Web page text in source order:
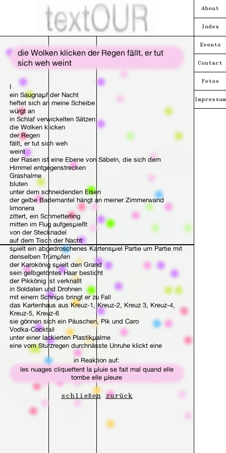
die Wolken klicken der Regen fällt, er tut
sich weh weint
I
ein Saugnapf der Nacht
heftet sich an meine Scheibe
würgt an
in Schlaf verwickelten Sätzen
die Wolken klicken
der Regen
fällt, er tut sich weh
weint
der Rasen ist eine Ebene von Säbeln, die sich dem
Himmel entgegenstrecken
Grashalme
bluten
unter dem schneidenden Eisen
der gelbe Bademantel hängt an meiner Zimmerwand
limonera
zittert, ein Schmetterling
mitten im Flug aufgespießt
von der Stecknadel
auf dem Tisch der Nacht
spielt ein abgedroschenes Kartenspiel Partie um Partie mit
denselben Trümpfen
der Karokönig spielt den Grand
sein gelbgetöntes Haar besticht
der Pikkönig ist verknallt
in Soldaten und Drohnen
mit einem Schnips bringt er zu Fall
das Kartenhaus aus Kreuz-1, Kreuz-2, Kreuz 3, Kreuz-4,
Kreuz-5, Kreuz-6
sie gönnen sich ein Päuschen, Pik und Caro
Vodka-Cocktail
unter einer lackierten Plastikpalme
eine vom Sturzregen durchnässte Unruhe klickt eine
Nachricht
Bitte stoppt das Massakr
Bitte stoppt das M s s k r
das Haus aus Kreuz-Sieben und Kreuz-Acht stürzt
Kreuzaugen schwimmen nachtwärts
luminiszierende Nebelflecke
meiner Scheibe entgegen
in Reaktion auf:
les nuages cliquettent la pluie se fait mal quand elle
tombe elle pleure
schließen zurück
About
Index
Events
Contact
Fotos
Impressum